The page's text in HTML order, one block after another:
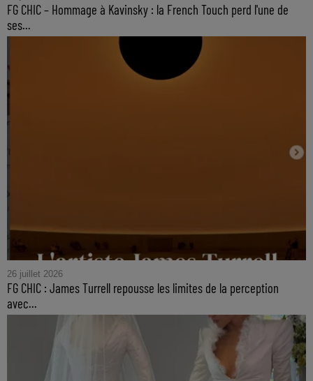
FG CHIC – Hommage à Kavinsky : la French Touch perd l'une de
ses...
26 juillet 2026
FG CHIC : James Turrell repousse les limites de la perception
avec...